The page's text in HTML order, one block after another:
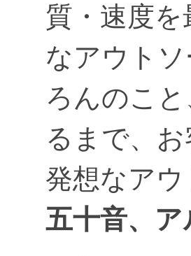
質・速度
なアウト
ろんのこ
るまで、
発想なア
五十音、